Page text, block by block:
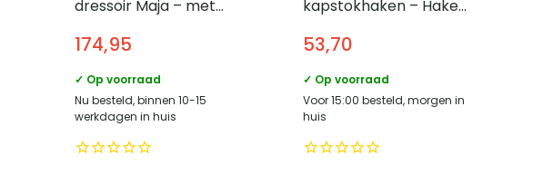
dressoir Maja – met
Opbergkast – Zwart
174,95
✓ Op voorraad
Nu besteld, binnen 10-15
werkdagen in huis
kapstokhaken – Haken
Gunmetal
53,70
✓ Op voorraad
Voor 15:00 besteld, morgen in
huis